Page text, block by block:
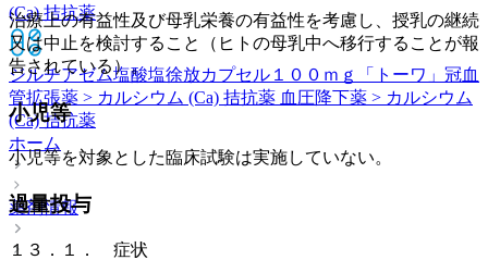
(Ca) 拮抗薬
ジルチアゼム塩酸塩徐放カプセル１００ｍｇ「トーワ」 冠血
管拡張薬 > カルシウム (Ca) 拮抗薬 血圧降下薬 > カルシウム
(Ca) 拮抗薬
ホーム
薬剤情報
治療上の有益性及び母乳栄養の有益性を考慮し、授乳の継続
又は中止を検討すること（ヒトの母乳中へ移行することが報
告されている）。
小児等
小児等を対象とした臨床試験は実施していない。
過量投与
１３．１． 症状